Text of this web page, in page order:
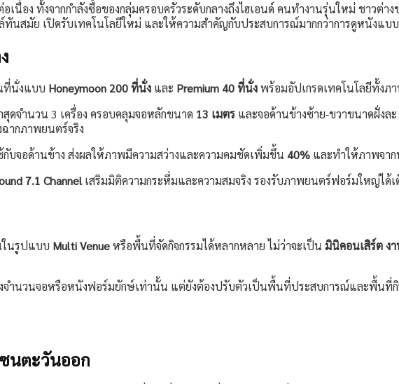
นื่อง ทั้งจากกำลังซื้อของกลุ่มครอบครัวระดับกลางถึงไฮเอนด์ คนทำงานรุ่นใหม่ ชาวต่า
สมัย เปิดรับเทคโนโลยีใหม่ และให้ความสำคัญกับประสบการณ์มากกว่าการดูหนังแบ
ที่นั่งแบบ Honeymoon 200 ที่นั่ง และ Premium 40 ที่นั่งพร้อมอัปเกรดเทคโนโลยีทั้งภ
ดจำนวน 3 เครื่อง ครอบคลุมจอหลักขนาด 13 เมตร และจอด้านข้างซ้าย-ขวาขนาดฝั่งละ
ากภาพยนตร์จริง
บจอด้านข้าง ส่งผลให้ภาพมีความสว่างและความคมชัดเพิ่มขึ้น 40% และทำให้ภาพจาก
7.1 Channelเสริมมิติความกระหึ่มและความสมจริง รองรับภาพยนตร์ฟอร์มใหญ่ได้
ในรูปแบบ Multi Venueหรือพื้นที่จัดกิจกรรมได้หลากหลาย ไม่ว่าจะเป็น มินิคอนเสิร์ต ง
ำนวนจอหรือหนังฟอร์มยักษ์เท่านั้น แต่ยังต้องปรับตัวเป็นพื้นที่ประสบการณ์และพื้นที่กิ
นตะวันออก